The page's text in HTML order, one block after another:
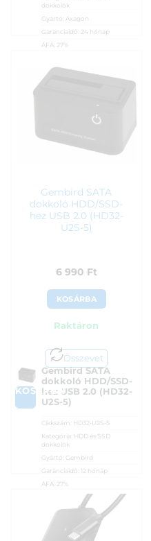
dokkolók
Gyártó:Axagon
Garanciaidő: 24 hónap
ÁFA: 27%
4 490
Gembird SATA
dokkoló HDD/SSD-
hez USB 2.0 (HD32-
U2S-5)
6 990 Ft
KOSÁRBA
Raktáron
Összevet
KOSÁRBA
Gembird SATA
dokkoló HDD/SSD-
hez USB 2.0 (HD32-
U2S-5)
Cikkszám: HD32-U2S-5
Kategória: HDD és SSD
dokkolók
Gyártó: Gembird
Garanciaidő: 12 hónap
ÁFA:
27%
55838
6 990